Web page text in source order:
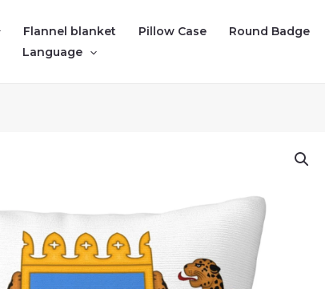
Flannel blanket Pillow Case Round Badge
Language